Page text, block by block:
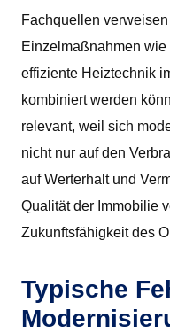
Fachquellen
Einzelmaßnahmen
effiziente Heiztechnik
kombiniert werden
relevant, weil sich
nicht nur auf den
auf Werterhalt und
Qualität der Immobilie
Zukunftsfähigkeit des
Typische